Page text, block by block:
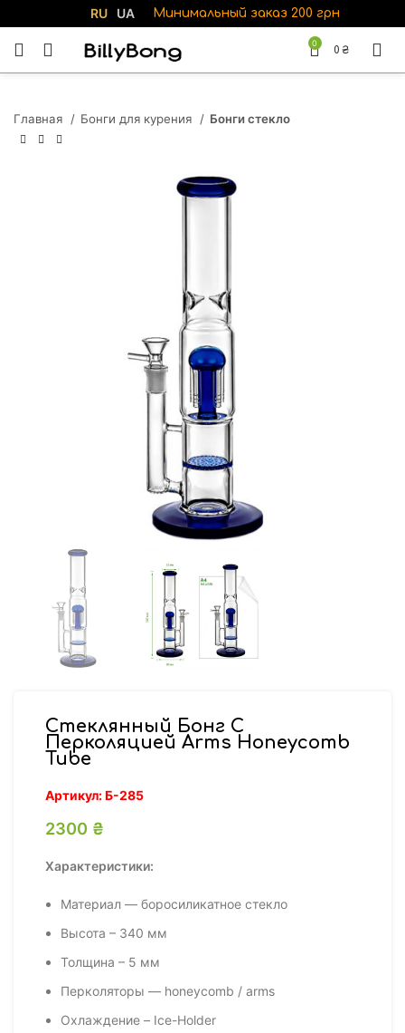
RU UA Минимальный заказ 200 грн
0
0 ₴
Главная Бонги для курения Бонги стекло
Стеклянный Бонг С
Перколяцией Arms Honeycomb
Tube
Артикул:Б-285
2300 ₴
Характеристики:
Материал — боросиликатное стекло
Высота – 340 мм
Толщина – 5 мм
Перколяторы — honeycomb / arms
Охлаждение – Ice-Holder